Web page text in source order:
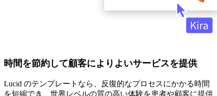
時間を節約して顧客によりよいサービスを提供
Lucid のテンプレートなら、反復的なプロセスにかかる時間
を短縮でき、世界レベルの質の高い体験を患者や顧客に提供